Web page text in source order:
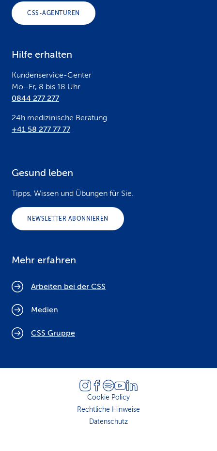
CSS-AGENTUREN
Hilfe erhalten
Kundenservice-Center
Mo–Fr, 8 bis 18 Uhr
0844 277 277
24h medizinische Beratung
+41 58 277 77 77
Gesund leben
Tipps, Wissen und Übungen für Sie.
NEWSLETTER ABONNIEREN
Mehr erfahren
Arbeiten bei der CSS
Medien
CSS Gruppe
Cookie Policy
Rechtliche Hinweise
Datenschutz